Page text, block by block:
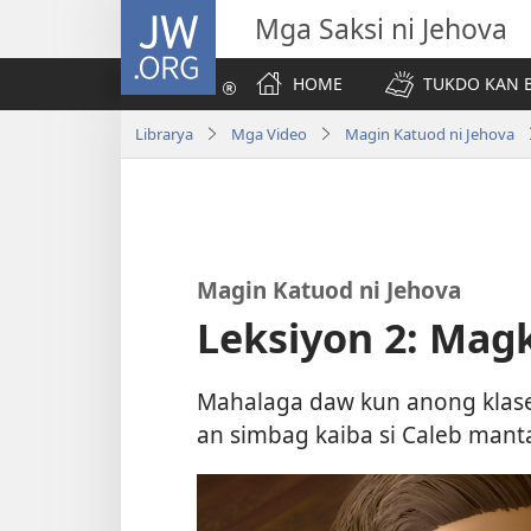
JW.ORG Mga Saksi ni Jehova
HOME
TUKDO KAN
Librarya Mga Video Magin Katuod ni Jehova
Magin Katuod ni Jehova
Leksiyon 2:
Mahalaga daw kun anong
an simbag kaiba si Caleb